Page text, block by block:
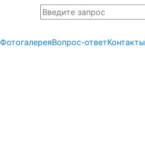
ФотогалереяВопрос-ответКонтакты